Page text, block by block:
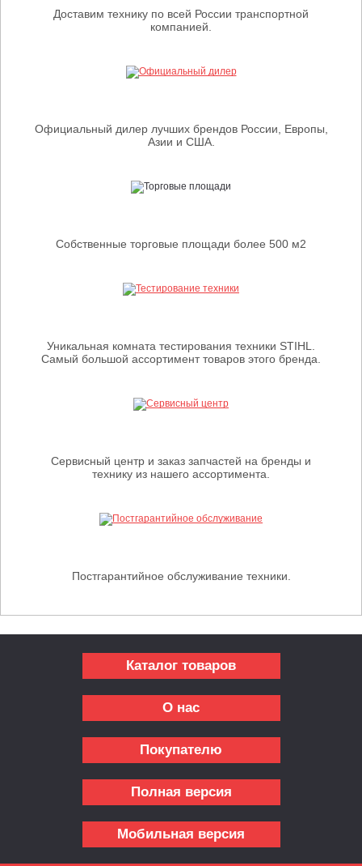
Доставим технику по всей России транспортной
компанией.
Официальный дилер лучших брендов России, Европы,
Азии и США.
Собственные торговые площади более 500 м2
Уникальная комната тестирования техники STIHL.
Самый большой ассортимент товаров этого бренда.
Сервисный центр и заказ запчастей на бренды и
технику из нашего ассортимента.
Постгарантийное обслуживание техники.
Каталог товаров
О нас
Покупателю
Полная версия
Мобильная версия